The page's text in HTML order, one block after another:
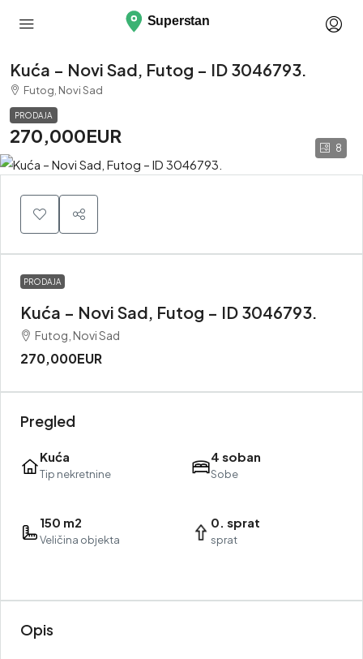
Kuća – Novi Sad, Futog – ID 3046793.
Futog, Novi Sad
PRODAJA
270,000EUR
8
PRODAJA
Kuća – Novi Sad, Futog – ID 3046793.
Futog, Novi Sad
270,000EUR
Pregled
Kuća
Tip nekretnine
4 soban
Sobe
150 m2
Veličina objekta
0. sprat
sprat
Opis